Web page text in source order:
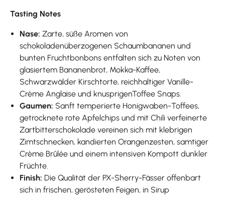
Tasting Notes
Nase:Zarte, süße Aromen von
schokoladenüberzogenen Schaumbananen und
bunten Fruchtbonbons entfalten sich zu Noten von
glasiertem Bananenbrot, Mokka-Kaffee,
Schwarzwälder Kirschtorte, reichhaltiger Vanille-
Crème Anglaise und knusprigenToffee Snaps.
Gaumen: Sanft temperierte Honigwaben-Toffees,
getrocknete rote Apfelchips und mit Chili verfeinerte
Zartbitterschokolade vereinen sich mit klebrigen
Zimtschnecken, kandierten Orangenzesten, samtiger
Crème Brûlée und einem intensiven Kompott dunkler
Früchte.
Finish: Die Qualität der PX-Sherry-Fässer offenbart
sich in frischen, gerösteten Feigen, in Sirup